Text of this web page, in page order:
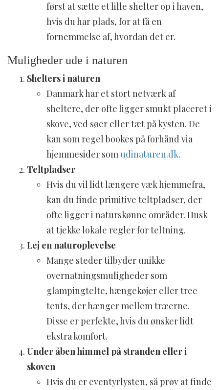
først at sætte et lille shelter op i haven,
hvis du har plads, for at få en
fornemmelse af, hvordan det er.
Muligheder ude i naturen
Shelters i naturen
Danmark har et stort netværk af
sheltere, der ofte ligger smukt placeret i
skove, ved søer eller tæt på kysten. De
kan som regel bookes på forhånd via
hjemmesider som udinaturen.dk.
Teltpladser
Hvis du vil lidt længere væk hjemmefra,
kan du finde primitive teltpladser, der
ofte ligger i naturskønne områder. Husk
at tjekke lokale regler for teltning.
Lej en naturoplevelse
Mange steder tilbyder unikke
overnatningsmuligheder som
glampingtelte, hængekøjer eller tree
tents, der hænger mellem træerne.
Disse er perfekte, hvis du ønsker lidt
ekstra komfort.
Under åben himmel på stranden eller i
skoven
Hvis du er eventyrlysten, så prøv at finde